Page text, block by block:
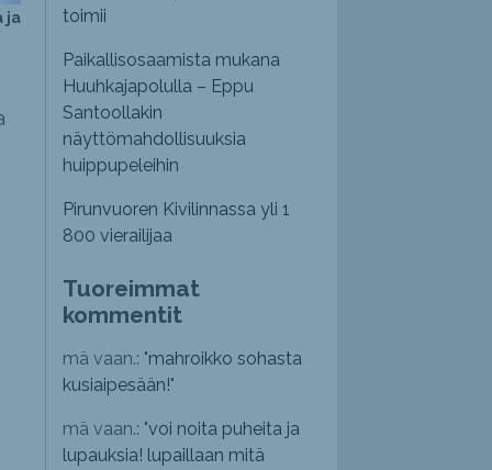
ja
toimii
Paikallisosaamista mukana
Huuhkajapolulla – Eppu
Santoollakin
näyttömahdollisuuksia
huippupeleihin
Pirunvuoren Kivilinnassa yli 1
800 vierailijaa
Tuoreimmat
kommentit
mä vaan.: "mahroikko sohasta
kusiaipesään!"
mä vaan.: "voi noita puheita ja
lupauksia! lupaillaan mitä